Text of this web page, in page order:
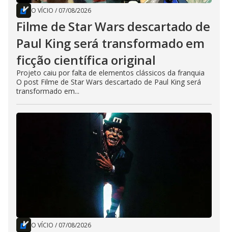
O VÍCIO / 07/08/2026
Filme de Star Wars descartado de
Paul King será transformado em
ficção científica original
Projeto caiu por falta de elementos clássicos da franquia
O post Filme de Star Wars descartado de Paul King será
transformado em...
O VÍCIO / 07/08/2026